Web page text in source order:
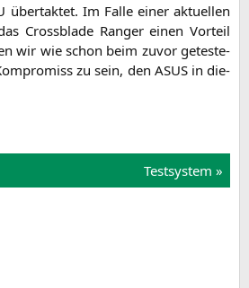
über­tak­tet. Im Fal­le einer aktu­el­len
Cross­bla­de Ran­ger einen Vor­teil
wir wie schon beim zuvor getes­te­
zu sein, den ASUSin die­
Test­sys­tem »